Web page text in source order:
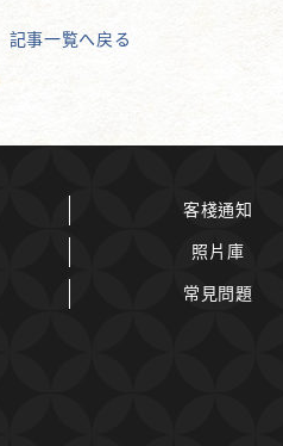
記事一覧へ戻る
客棧通知
照片庫
常見問題